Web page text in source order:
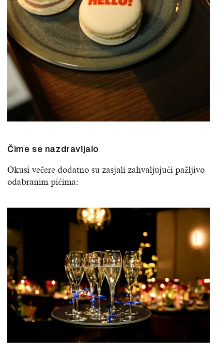
Čime se nazdravljalo
Okusi večere dodatno su zasjali zahvaljujući pažljivo
odabranim pićima: